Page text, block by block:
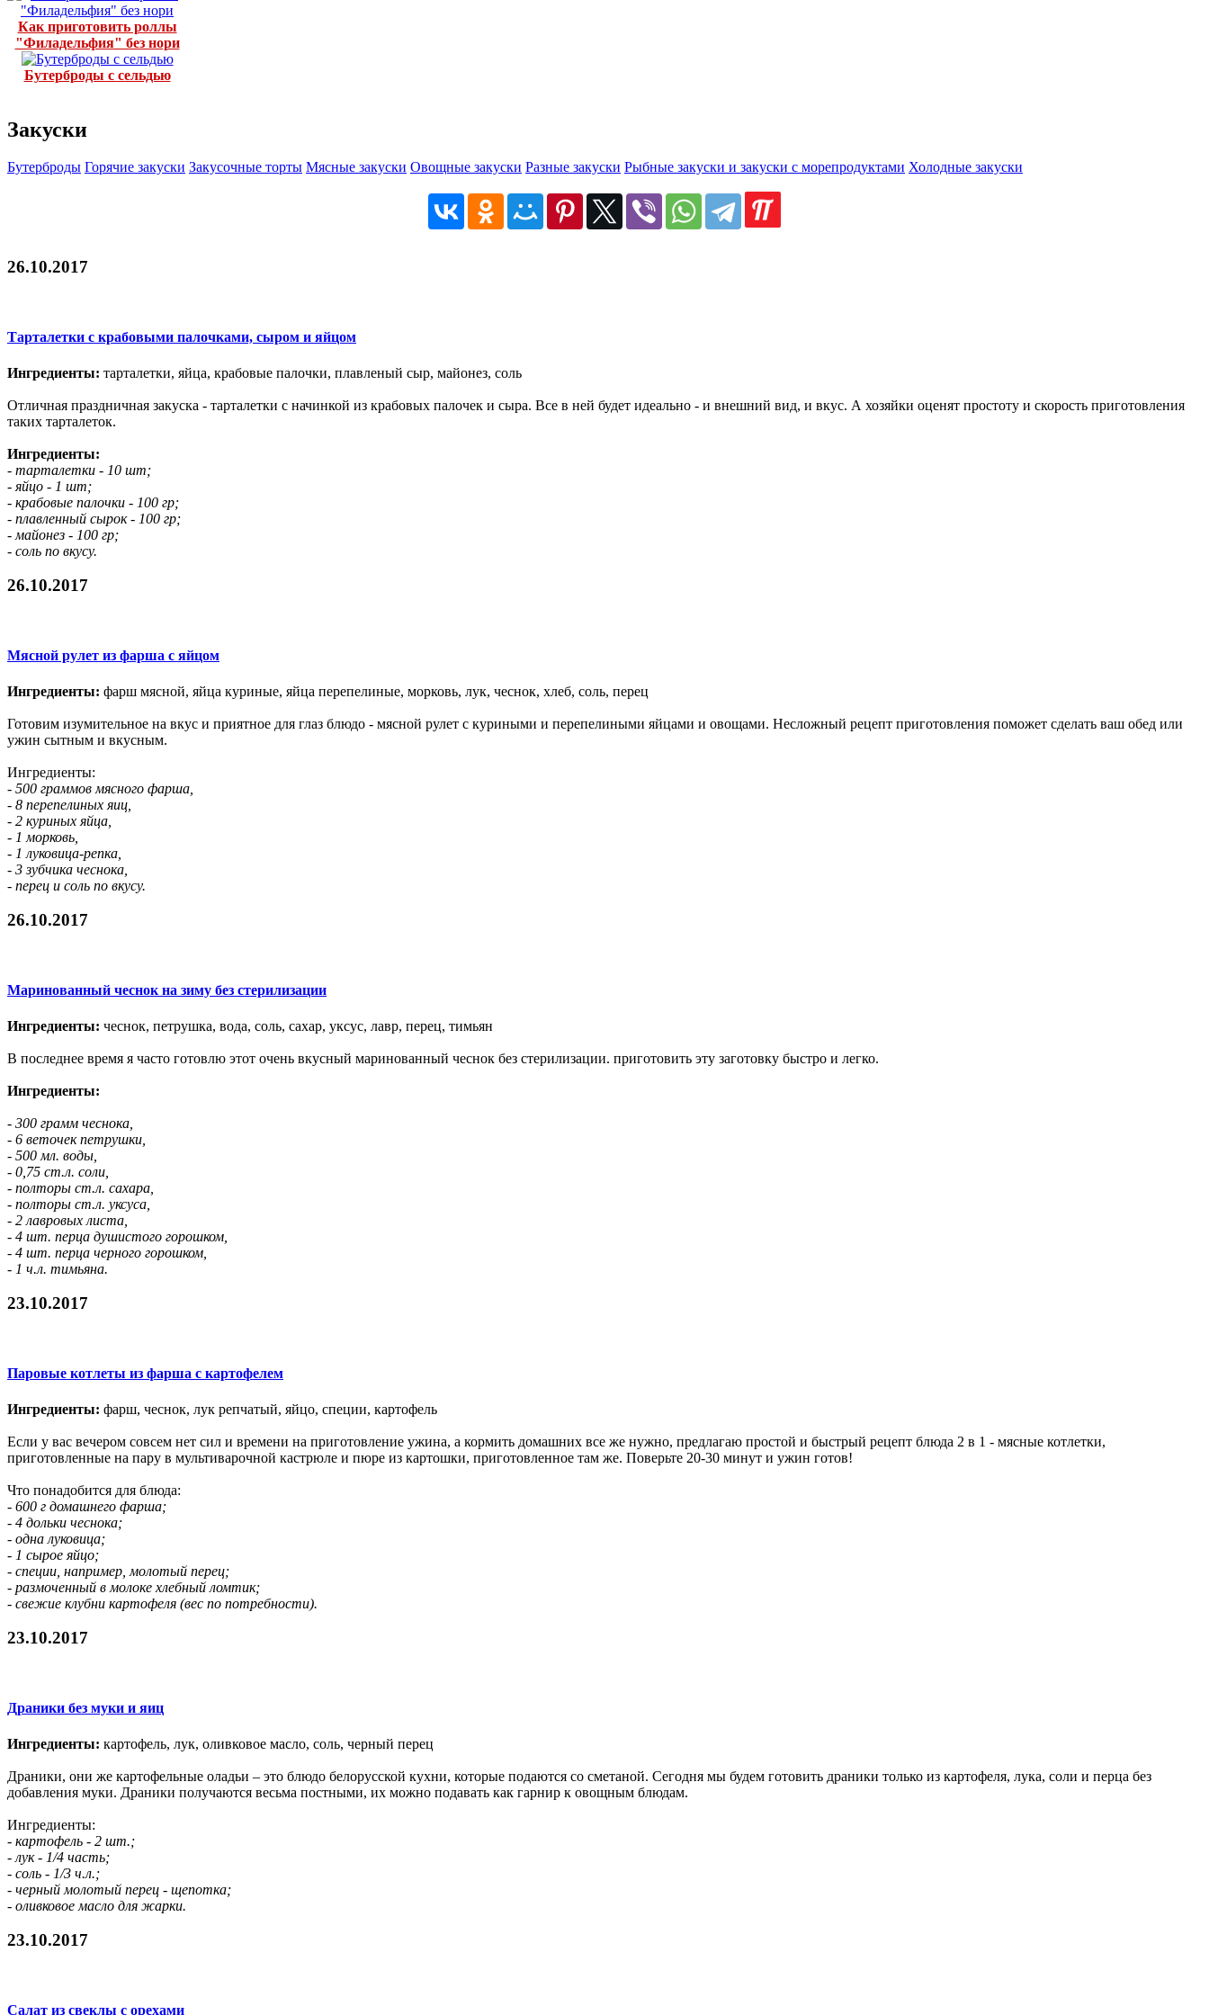
Как приготовить роллы
"Филадельфия" без нори
Бутерброды с сельдью
Закуски
Бутерброды Горячие закуски Закусочные торты Мясные закуски Овощные закуски Разные закуски Рыбные закуски и закуски с морепродуктами Холодные закуски
26.10.2017
Тарталетки с крабовыми палочками, сыром и яйцом
Ингредиенты: тарталетки, яйца, крабовые палочки, плавленый сыр, майонез, соль
Отличная праздничная закуска - тарталетки с начинкой из крабовых палочек и сыра. Все в ней будет идеально - и внешний вид, и вкус. А хозяйки оценят простоту и скорость приготовления
таких тарталеток.
Ингредиенты:
- тарталетки - 10 шт;
- яйцо - 1 шт;
- крабовые палочки - 100 гр;
- плавленный сырок - 100 гр;
- майонез - 100 гр;
- соль по вкусу.
26.10.2017
Мясной рулет из фарша с яйцом
Ингредиенты: фарш мясной, яйца куриные, яйца перепелиные, морковь, лук, чеснок, хлеб, соль, перец
Готовим изумительное на вкус и приятное для глаз блюдо - мясной рулет с куриными и перепелиными яйцами и овощами. Несложный рецепт приготовления поможет сделать ваш обед или
ужин сытным и вкусным.
Ингредиенты:
- 500 граммов мясного фарша,
- 8 перепелиных яиц,
- 2 куриных яйца,
- 1 морковь,
- 1 луковица-репка,
- 3 зубчика чеснока,
- перец и соль по вкусу.
26.10.2017
Маринованный чеснок на зиму без стерилизации
Ингредиенты: чеснок, петрушка, вода, соль, сахар, уксус, лавр, перец, тимьян
В последнее время я часто готовлю этот очень вкусный маринованный чеснок без стерилизации. приготовить эту заготовку быстро и легко.
Ингредиенты:
- 300 грамм чеснока,
- 6 веточек петрушки,
- 500 мл. воды,
- 0,75 ст.л. соли,
- полторы ст.л. сахара,
- полторы ст.л. уксуса,
- 2 лавровых листа,
- 4 шт. перца душистого горошком,
- 4 шт. перца черного горошком,
- 1 ч.л. тимьяна.
23.10.2017
Паровые котлеты из фарша с картофелем
Ингредиенты: фарш, чеснок, лук репчатый, яйцо, специи, картофель
Если у вас вечером совсем нет сил и времени на приготовление ужина, а кормить домашних все же нужно, предлагаю простой и быстрый рецепт блюда 2 в 1 - мясные котлетки,
приготовленные на пару в мультиварочной кастрюле и пюре из картошки, приготовленное там же. Поверьте 20-30 минут и ужин готов!
Что понадобится для блюда:
- 600 г домашнего фарша;
- 4 дольки чеснока;
- одна луковица;
- 1 сырое яйцо;
- специи, например, молотый перец;
- размоченный в молоке хлебный ломтик;
- свежие клубни картофеля (вес по потребности).
23.10.2017
Драники без муки и яиц
Ингредиенты: картофель, лук, оливковое масло, соль, черный перец
Драники, они же картофельные оладьи – это блюдо белорусской кухни, которые подаются со сметаной. Сегодня мы будем готовить драники только из картофеля, лука, соли и перца без
добавления муки. Драники получаются весьма постными, их можно подавать как гарнир к овощным блюдам.
Ингредиенты:
- картофель - 2 шт.;
- лук - 1/4 часть;
- соль - 1/3 ч.л.;
- черный молотый перец - щепотка;
- оливковое масло для жарки.
23.10.2017
Салат из свеклы с орехами